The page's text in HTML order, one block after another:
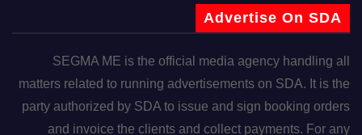
Advertise On SDA
SEGMA ME is the official media agency handling all
matters related to running advertisements on SDA. It is the
party authorized by SDA to issue and sign booking orders
and invoice the clients and collect payments. For any